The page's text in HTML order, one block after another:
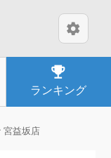
settings
emoji_events
ランキング
宮益坂店